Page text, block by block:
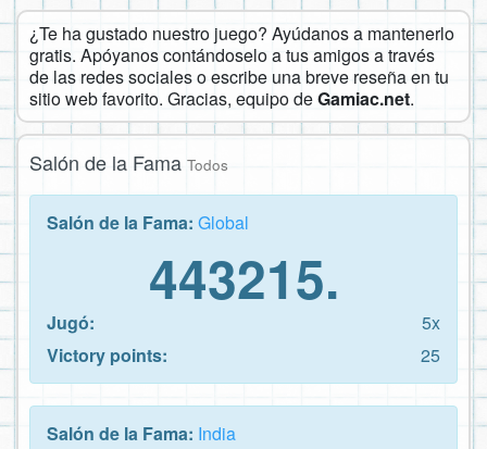
¿Te ha gustado nuestro juego? Ayúdanos a mantenerlo
gratis. Apóyanos contándoselo a tus amigos a través
de las redes sociales o escribe una breve reseña en tu
sitio web favorito. Gracias, equipo deGamiac.net.
Salón de la Fama Todos
Salón de la Fama: Global
443215.
Jugó:
5x
Victory points:
25
Salón de la Fama: India